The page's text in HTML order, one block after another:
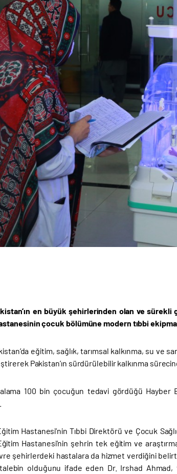
en büyük şehirlerinden olan ve
çocuk bölümüne modern tıbbi
eğitim, sağlık, tarımsal kalkınma, su
Pakistan’ın sürdürülebilir kalkınma
100 bin çocuğun tedavi gördüğü
Hastanesi’nin Tıbbi Direktörü ve Çocuk
Hastanesi’nin şehrin tek eğitim ve
şehirlerdeki hastalara da hizmet verdiğini
talebin olduğunu ifade eden Dr. Irshad Ahmad,